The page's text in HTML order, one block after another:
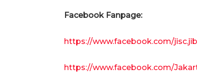
Facebook Fanpage:
https://www.facebook.com/
https://www.facebook.com/